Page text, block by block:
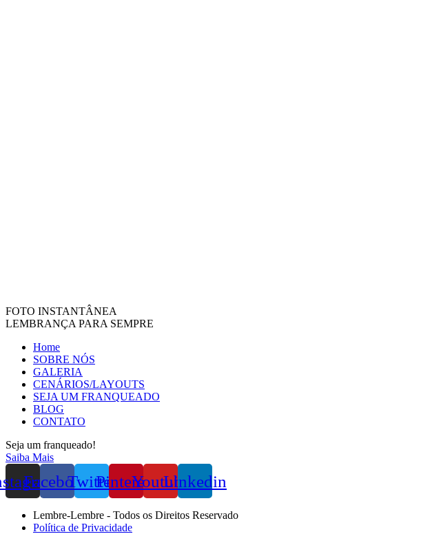
FOTO INSTANTÂNEA
LEMBRANÇA PARA SEMPRE
Home
SOBRE NÓS
GALERIA
CENÁRIOS/LAYOUTS
SEJA UM FRANQUEADO
BLOG
CONTATO
Seja um franqueado!
Saiba Mais
FacebookTwitterPinterestYoutubeLinkedin
Lembre-Lembre - Todos os Direitos Reservado
Política de Privacidade